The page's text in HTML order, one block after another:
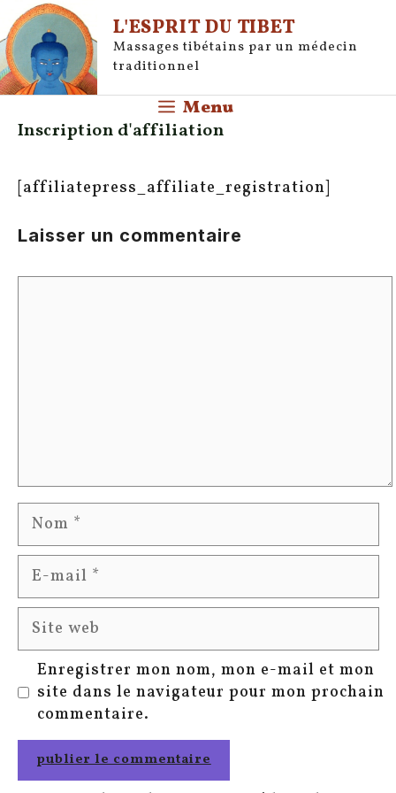
Aller
au
contenu
L'ESPRIT DU TIBET
Massages tibétains par un médecin
traditionnel
Menu
Inscription d'affiliation
[affiliatepress_affiliate_registration]
Laisser un commentaire
Nom
E-
mail
Site
web
Enregistrer mon nom, mon e-mail et mon
site dans le navigateur pour mon prochain
commentaire.